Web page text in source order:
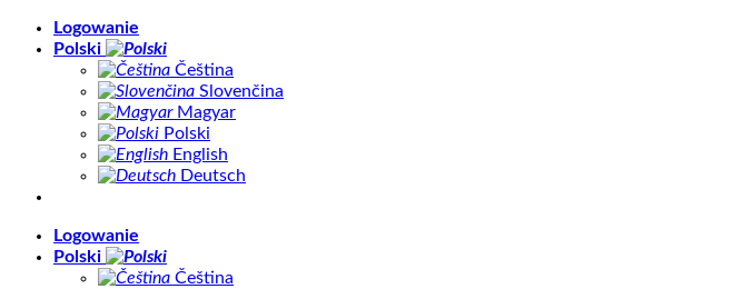
Skip
Logowanie
Polski
Čeština
Slovenčina
Magyar
Polski
English
Deutsch
Logowanie
Polski
Čeština